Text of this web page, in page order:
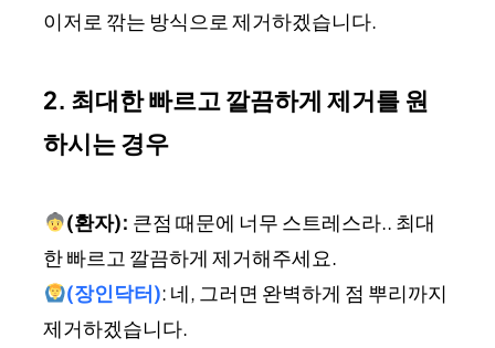
이저로 깎는 방식으로 제거하겠습니다.
2. 최대한 빠르고 깔끔하게 제거를 원
하시는 경우
(환자): 큰점 때문에 너무 스트레스라.. 최대
한 빠르고 깔끔하게 제거해주세요.
(장인닥터): 네, 그러면 완벽하게 점 뿌리까지
제거하겠습니다.